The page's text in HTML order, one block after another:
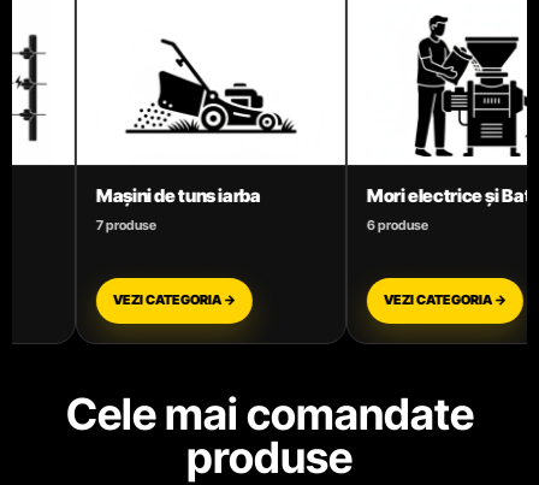
Mori electrice și Batoze
6 produse
VEZI CATEGORIA →
Motoare termice
3 produse
VEZI CATEGORIA →
Cele mai comandate
produse